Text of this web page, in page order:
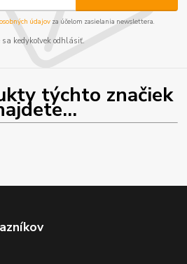
údajov za účelom zasielania newslettera.
sa kedykoľvek odhlásiť.
týchto značiek